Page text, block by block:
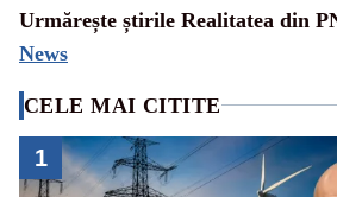
Urmărește știrile Realitatea din
News
CELE MAI CITITE
1